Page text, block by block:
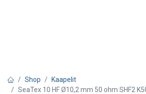
Shop
Kaapelit
SeaTex 10 HF Ø10,2 mm 50 ohm SHF2